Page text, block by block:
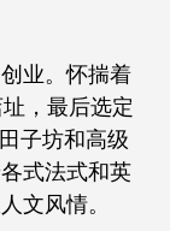
业。怀揣着
，最后选定
子坊和高级
式法式和英
文风情。